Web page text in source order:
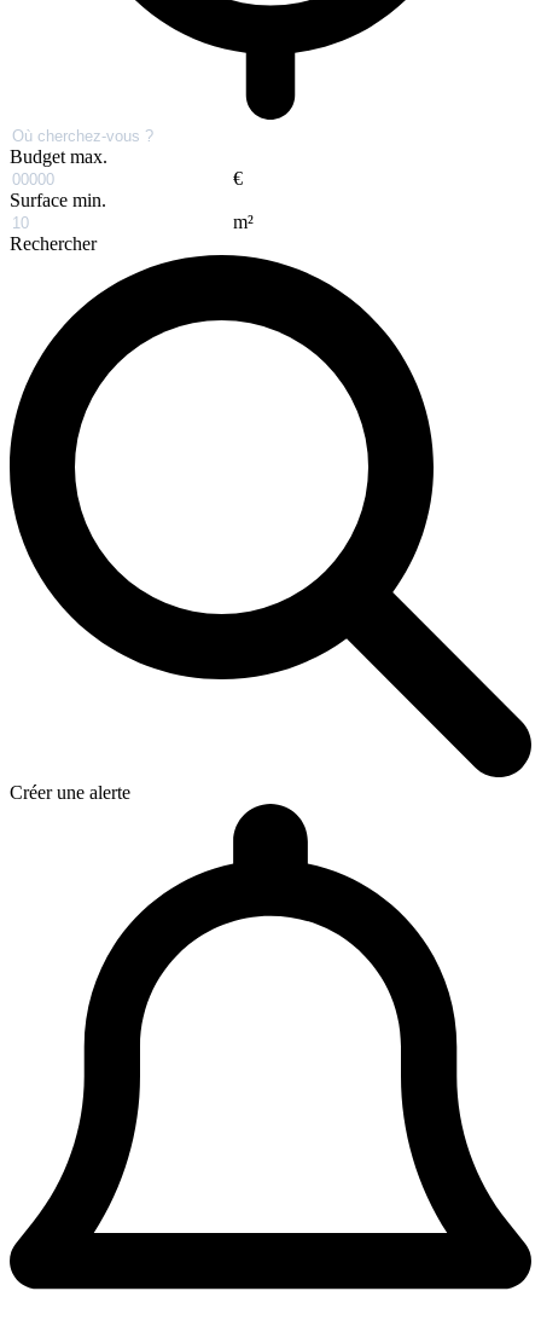
Budget max.
€
Surface min.
m²
Rechercher
Créer une alerte